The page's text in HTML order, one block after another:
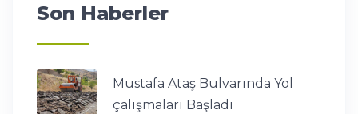
Son Haberler
Mustafa Ataş Bulvarında Yol
çalışmaları Başladı